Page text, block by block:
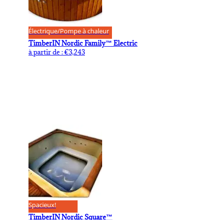
Électrique/Pompe à chaleur
TimberIN Nordic Family™ Electric
à partir de :€3,243
Spacieux!
TimberIN Nordic Square™